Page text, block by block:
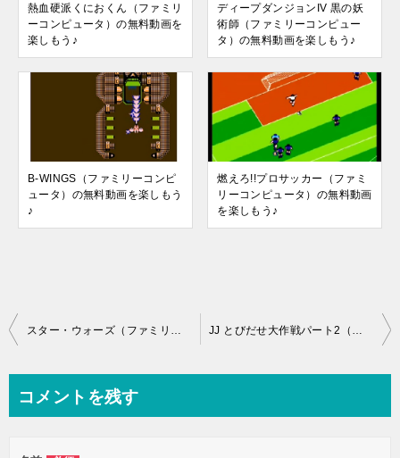
熱血硬派くにおくん（ファミリ
ーコンピュータ）の無料動画を
楽しもう♪
ディープダンジョンIV 黒の妖
術師（ファミリーコンピュー
タ）の無料動画を楽しもう♪
B-WINGS（ファミリーコンピ
ュータ）の無料動画を楽しもう
♪
燃えろ!!プロサッカー（ファミ
リーコンピュータ）の無料動画
を楽しもう♪
投
ビ
コメントを残す